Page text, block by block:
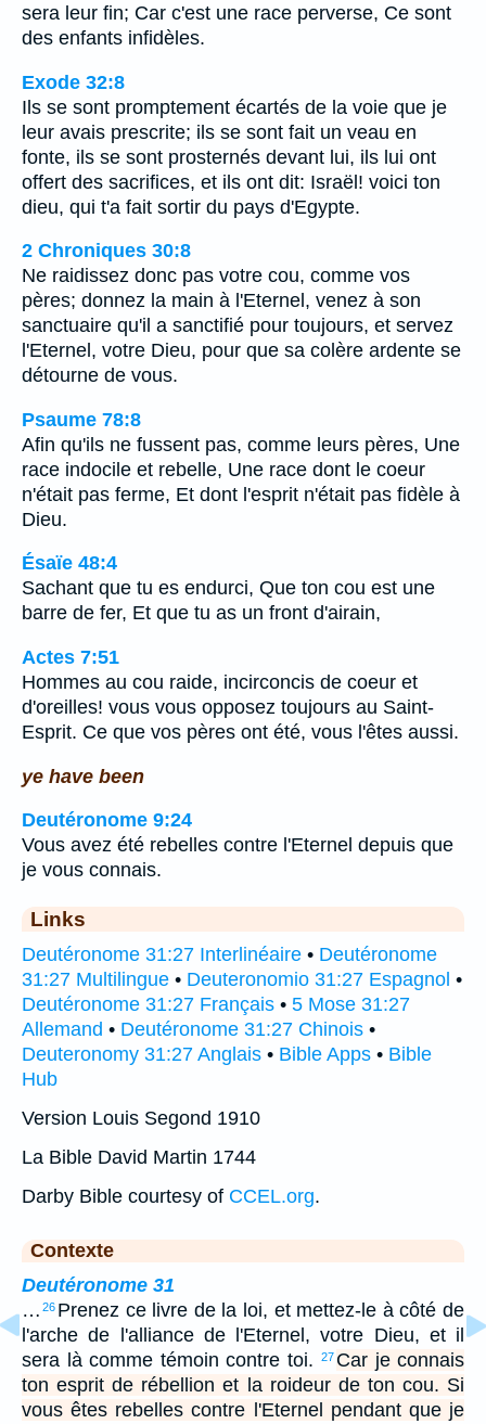
sera leur fin; Car c'est une race perverse, Ce sont
des enfants infidèles.
Exode 32:8
Ils se sont promptement écartés de la voie que je
leur avais prescrite; ils se sont fait un veau en
fonte, ils se sont prosternés devant lui, ils lui ont
offert des sacrifices, et ils ont dit: Israël! voici ton
dieu, qui t'a fait sortir du pays d'Egypte.
2 Chroniques 30:8
Ne raidissez donc pas votre cou, comme vos
pères; donnez la main à l'Eternel, venez à son
sanctuaire qu'il a sanctifié pour toujours, et servez
l'Eternel, votre Dieu, pour que sa colère ardente se
détourne de vous.
Psaume 78:8
Afin qu'ils ne fussent pas, comme leurs pères, Une
race indocile et rebelle, Une race dont le coeur
n'était pas ferme, Et dont l'esprit n'était pas fidèle à
Dieu.
Ésaïe 48:4
Sachant que tu es endurci, Que ton cou est une
barre de fer, Et que tu as un front d'airain,
Actes 7:51
Hommes au cou raide, incirconcis de coeur et
d'oreilles! vous vous opposez toujours au Saint-
Esprit. Ce que vos pères ont été, vous l'êtes aussi.
ye have been
Deutéronome 9:24
Vous avez été rebelles contre l'Eternel depuis que
je vous connais.
Links
Deutéronome 31:27 Interlinéaire • Deutéronome
31:27 Multilingue • Deuteronomio 31:27 Espagnol •
Deutéronome 31:27 Français • 5 Mose 31:27
Allemand • Deutéronome 31:27 Chinois •
Deuteronomy 31:27 Anglais • Bible Apps • Bible
Hub
Version Louis Segond 1910
La Bible David Martin 1744
Darby Bible courtesy of CCEL.org.
Contexte
Deutéronome 31
… 26 Prenez ce livre de la loi, et mettez-le à côté de
l'arche de l'alliance de l'Eternel, votre Dieu, et il
sera là comme témoin contre toi.
27 Car je connais
ton esprit de rébellion et la roideur de ton cou. Si
vous êtes rebelles contre l'Eternel pendant que je